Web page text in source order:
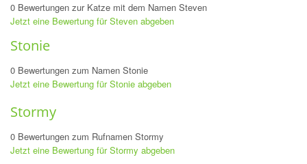
0 Bewertungen zur Katze mit dem Namen Steven
Jetzt eine Bewertung für Steven abgeben
Stonie
0 Bewertungen zum Namen Stonie
Jetzt eine Bewertung für Stonie abgeben
Stormy
0 Bewertungen zum Rufnamen Stormy
Jetzt eine Bewertung für Stormy abgeben